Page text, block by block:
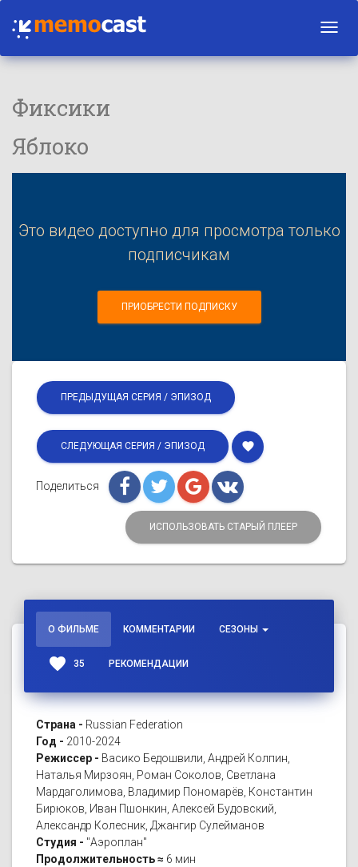
Фиксики
Яблоко
Это видео доступно для просмотра только
подписчикам
ПРИОБРЕСТИ ПОДПИСКУ
ПРЕДЫДУЩАЯ СЕРИЯ / ЭПИЗОД
СЛЕДУЮЩАЯ СЕРИЯ / ЭПИЗОД favorite
Поделиться
ИСПОЛЬЗОВАТЬ СТАРЫЙ ПЛЕЕР
О ФИЛЬМЕ КОММЕНТАРИИ СЕЗОНЫ
favorite 35 РЕКОМЕНДАЦИИ
Страна - Russian Federation
Год - 2010-2024
Режиссер - Васико Бедошвили, Андрей Колпин,
Наталья Мирзоян, Роман Соколов, Светлана
Мардаголимова, Владимир Пономарёв, Константин
Бирюков, Иван Пшонкин, Алексей Будовский,
Александр Колесник, Джангир Сулейманов
Студия - "Аэроплан"
Продолжительность ≈ 6 мин